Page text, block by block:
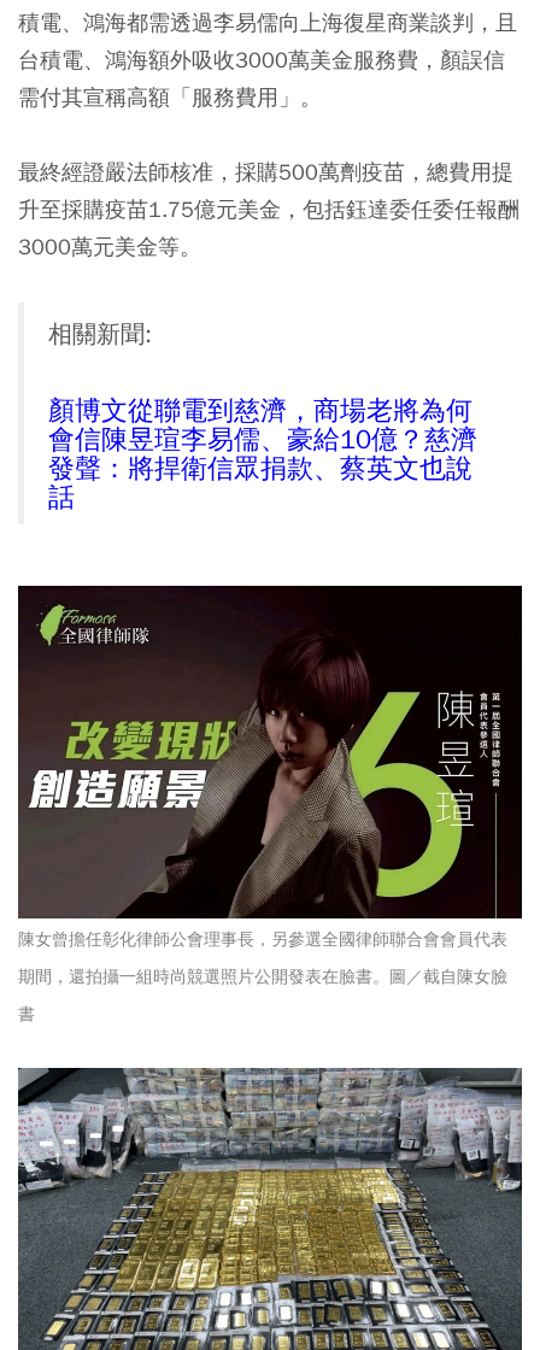
積電、鴻海都需透過李易儒向上海復星商業談判，且
台積電、鴻海額外吸收3000萬美金服務費，顏誤信
需付其宣稱高額「服務費用」。
最終經證嚴法師核准，採購500萬劑疫苗，總費用提
升至採購疫苗1.75億元美金，包括鈺達委任委任報酬
3000萬元美金等。
相關新聞:
顏博文從聯電到慈濟，商場老將為何
會信陳昱瑄李易儒、豪給10億？慈濟
發聲：將捍衛信眾捐款、蔡英文也說
話
陳女曾擔任彰化律師公會理事長，另參選全國律師聯合會會員代表
期間，還拍攝一組時尚競選照片公開發表在臉書。圖／截自陳女臉
書